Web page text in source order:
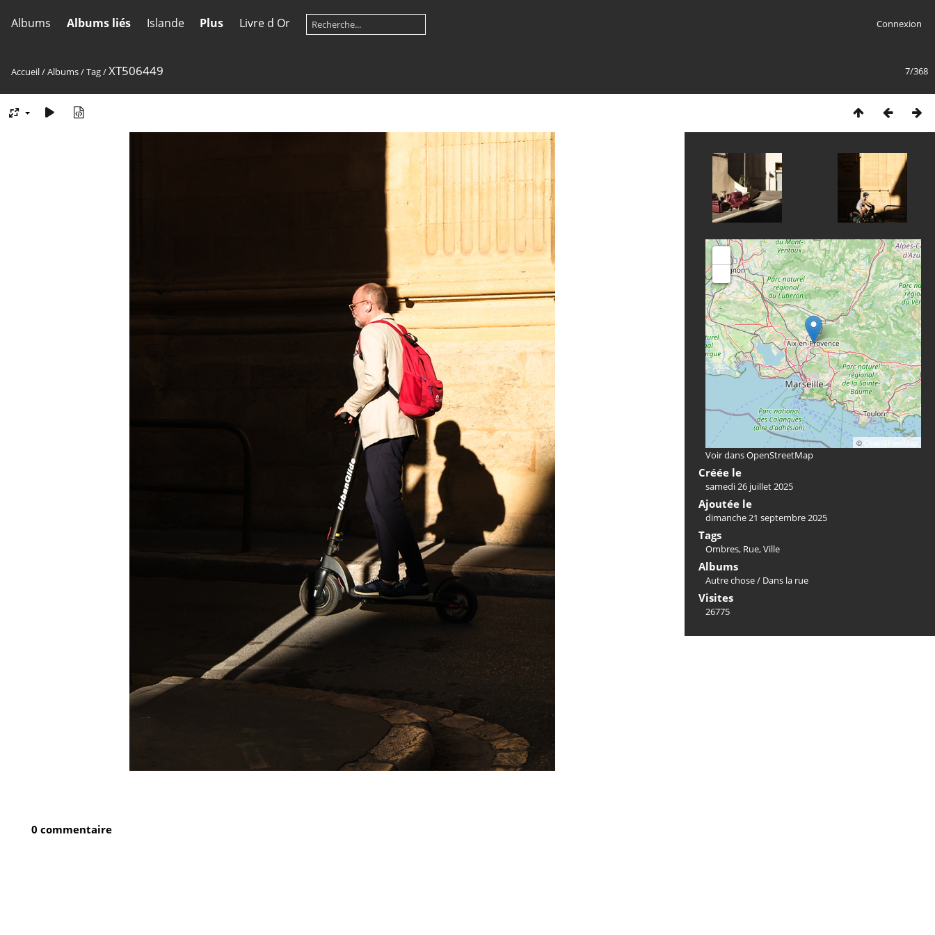
Albums Albums liés Islande Plus Livre d Or Connexion
7/368
Accueil/Albums/Tag/XT506449
© OpenStreetMap
Voir dans OpenStreetMap
Créée le
samedi 26 juillet 2025
Ajoutée le
dimanche 21 septembre 2025
Tags
Ombres, Rue,Ville
Albums
Autre chose/ Dans la rue
Visites
26775
0 commentaire